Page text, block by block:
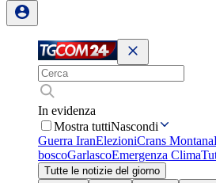
In evidenza
Mostra tuttiNascondi
Guerra IranElezioniCrans Montana
boscoGarlascoEmergenza Clima
Tutte le notizie del giorno